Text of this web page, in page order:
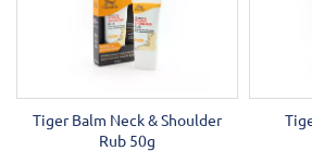
Tiger Balm Neck & Shoulder
Rub 50g